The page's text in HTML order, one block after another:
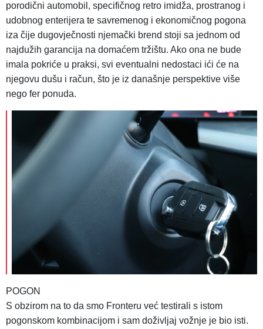
porodični automobil, specifičnog retro imidža, prostranog i
udobnog enterijera te savremenog i ekonomičnog pogona
iza čije dugovječnosti njemački brend stoji sa jednom od
najdužih garancija na domaćem tržištu. Ako ona ne bude
imala pokriće u praksi, svi eventualni nedostaci ići će na
njegovu dušu i račun, što je iz današnje perspektive više
nego fer ponuda.
POGON
S obzirom na to da smo Fronteru već testirali s istom
pogonskom kombinacijom i sam doživljaj vožnje je bio isti.